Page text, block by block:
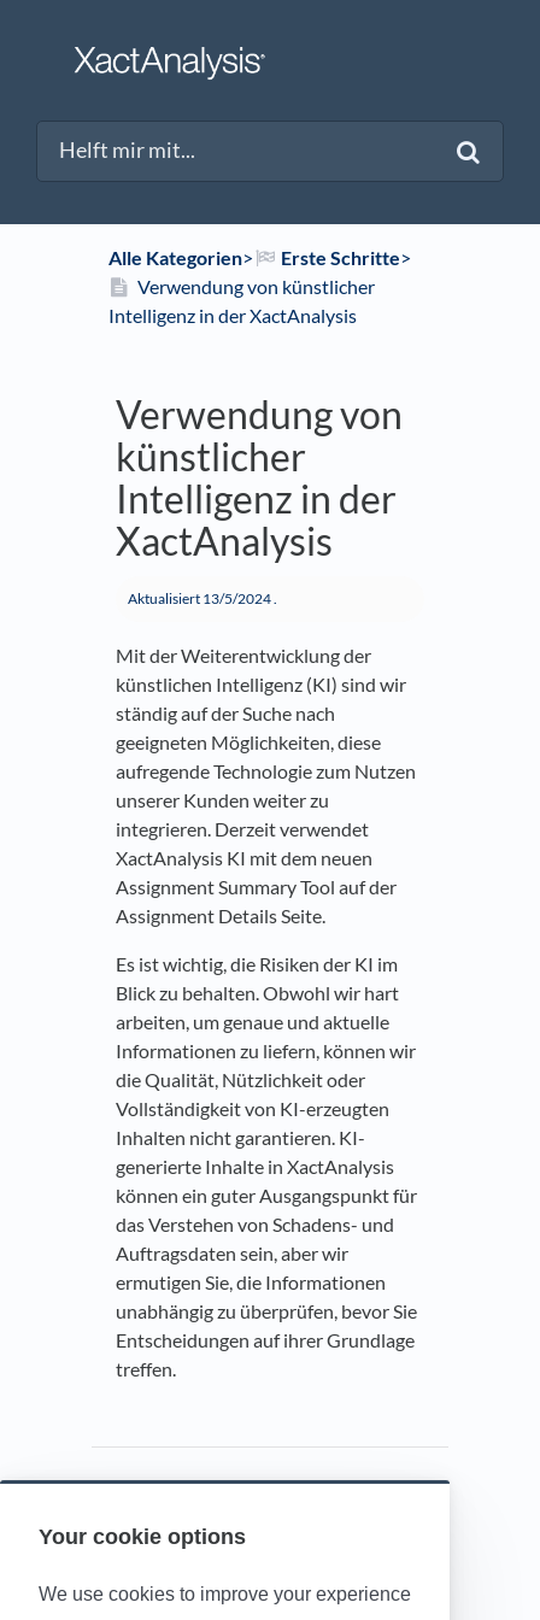
Your cookie options
We use cookies to improve your experience
Alle Kategorien​>​ ​Erste Schritte​>​
Verwendung von künstlicher
Intelligenz in der XactAnalysis
Verwendung von
künstlicher
Intelligenz in der
XactAnalysis
Aktualisiert 13/5/2024.
Mit der Weiterentwicklung der
künstlichen Intelligenz (KI) sind wir
ständig auf der Suche nach
geeigneten Möglichkeiten, diese
aufregende Technologie zum Nutzen
unserer Kunden weiter zu
integrieren. Derzeit verwendet
XactAnalysis KI mit dem neuen
Assignment Summary Tool auf der
Assignment Details Seite.
Es ist wichtig, die Risiken der KI im
Blick zu behalten. Obwohl wir hart
arbeiten, um genaue und aktuelle
Informationen zu liefern, können wir
die Qualität, Nützlichkeit oder
Vollständigkeit von KI-erzeugten
Inhalten nicht garantieren. KI-
generierte Inhalte in XactAnalysis
können ein guter Ausgangspunkt für
das Verstehen von Schadens- und
Auftragsdaten sein, aber wir
ermutigen Sie, die Informationen
unabhängig zu überprüfen, bevor Sie
Entscheidungen auf ihrer Grundlage
treffen.
Powered by HelpDocs